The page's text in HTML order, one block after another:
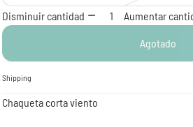
Disminuir cantidad
Aumentar
Agotado
Shipping
Chaqueta corta viento